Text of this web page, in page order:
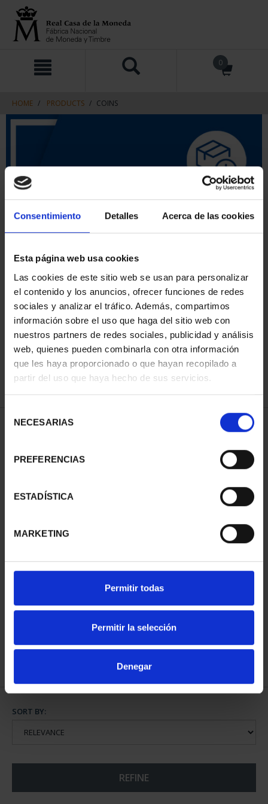
Consentimiento Detalles Acerca de las cookies
Esta página web usa cookies
Las cookies de este sitio web se usan para personalizar
el contenido y los anuncios, ofrecer funciones de redes
sociales y analizar el tráfico. Además, compartimos
información sobre el uso que haga del sitio web con
nuestros partners de redes sociales, publicidad y análisis
web, quienes pueden combinarla con otra información
que les haya proporcionado o que hayan recopilado a
partir del uso que haya hecho de sus servicios.
NECESARIAS
PREFERENCIAS
ESTADÍSTICA
MARKETING
Permitir todas
Permitir la selección
Denegar
navigation
0
HOME PRODUCTS COINS
SORT BY:
REFINE
1 Products found
NATIONAL HERITAGE I -
€73.00
SORT BY:
REFINE